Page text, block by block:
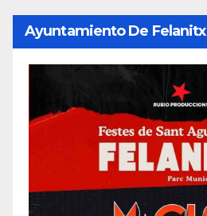
Ayuntamiento De Felanitx